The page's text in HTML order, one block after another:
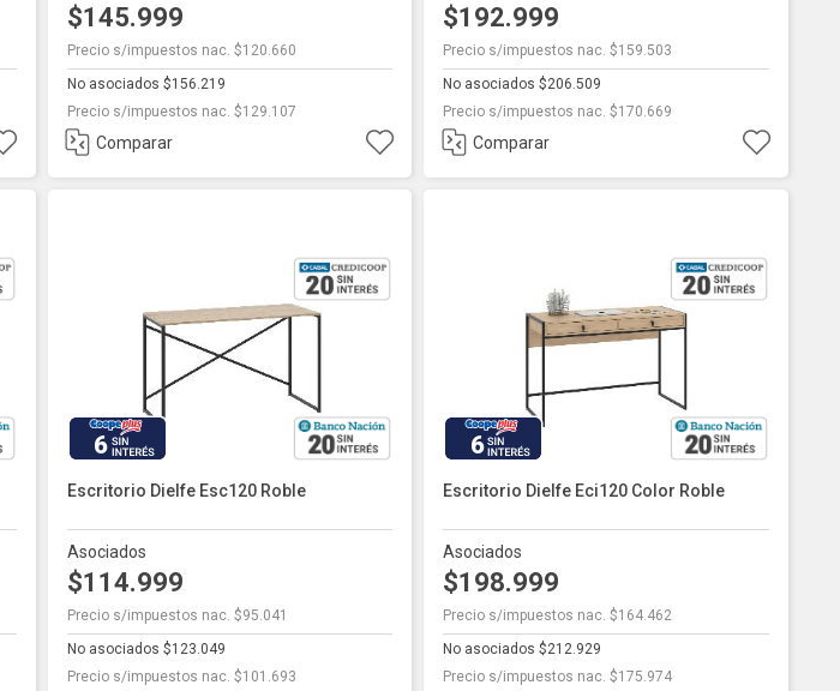
$145.999
Precio s/impuestos nac. $120.660
No asociados $156.219
Precio s/impuestos nac. $129.107
Comparar
$192.999
Precio s/impuestos nac. $159.503
No asociados $206.509
Precio s/impuestos nac. $170.669
Comparar
6
Escritorio Dielfe Esc120 Roble
Asociados
$114.999
Precio s/impuestos nac. $95.041
No asociados $123.049
Precio s/impuestos nac. $101.693
6
Escritorio Dielfe Eci120 Color Roble
Asociados
$198.999
Precio s/impuestos nac. $164.462
No asociados $212.929
Precio s/impuestos nac. $175.974